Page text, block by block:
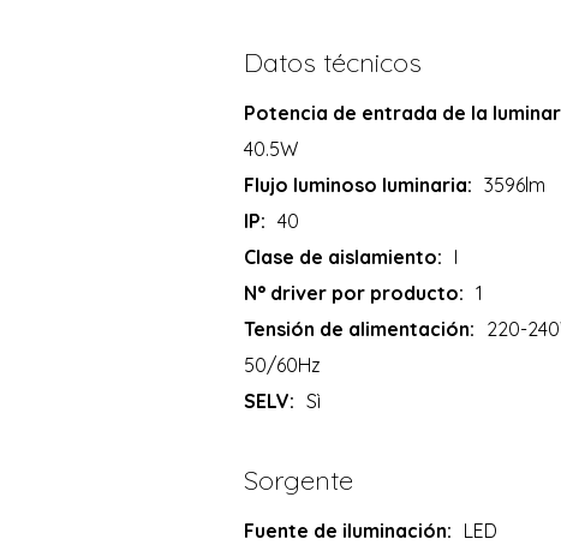
Datos técnicos
Potencia de entrada de la
40.5W
Flujo luminoso luminaria: 3596lm
IP: 40
Clase de aislamiento: I
N° driver por producto: 1
Tensión de alimentación: 220-
50/60Hz
SELV: Sì
Sorgente
Fuente de iluminación: LED